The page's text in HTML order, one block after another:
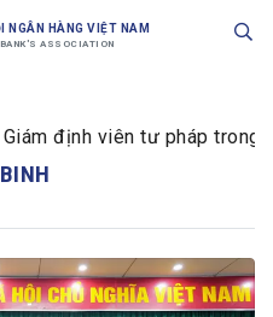
NGÂN HÀNG VIỆT NAM
ASSOCIATION
định viên tư pháp trong